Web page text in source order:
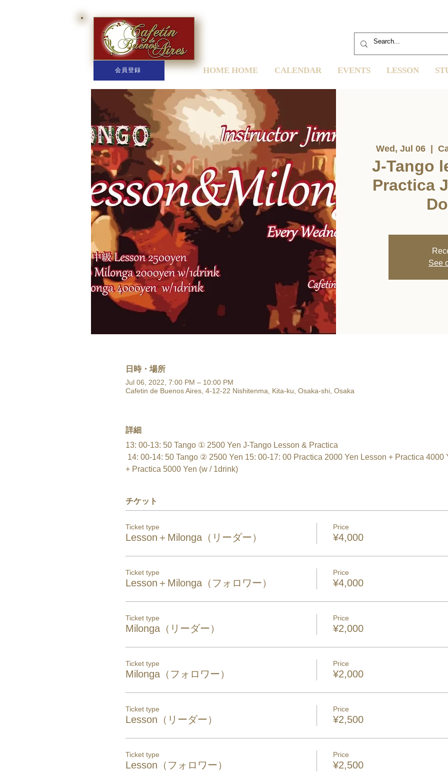
会員登録 HOME HOME CALENDAR EVENTS LESSON
Wed, Jul 06
  |
J-Tango
Practica
See
日時・場所
Jul 06, 2022, 7:00 PM – 10:00 PM
Cafetin de Buenos Aires, 4-12-22 Nishitenma, Kita-ku, Osaka-shi, Osaka
詳細
13: 00-13: 50 Tango ① 2500 Yen J-Tango Lesson & Practica
+ Practica 5000 Yen (w / 1drink)
チケット
Ticket type
Lesson＋Milonga（リーダー）
Price
¥4,000
Ticket type
Lesson＋Milonga（フォロワー）
Price
¥4,000
Ticket type
Milonga（リーダー）
Price
¥2,000
Ticket type
Milonga（フォロワー）
Price
¥2,000
Ticket type
Lesson（リーダー）
Price
¥2,500
Ticket type
Lesson（フォロワー）
Price
¥2,500